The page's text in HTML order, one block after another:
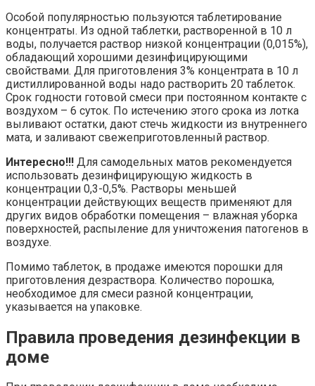
Особой популярностью пользуются таблетирование
концентраты. Из одной таблетки, растворенной в 10 л
воды, получается раствор низкой концентрации (0,015%),
обладающий хорошими дезинфицирующими
свойствами. Для приготовления 3% концентрата в 10 л
дистиллированной воды надо растворить 20 таблеток.
Срок годности готовой смеси при постоянном контакте с
воздухом – 6 суток. По истечению этого срока из лотка
выливают остатки, дают стечь жидкости из внутреннего
мата, и заливают свежеприготовленный раствор.
Интересно!!! Для самодельных матов рекомендуется
использовать дезинфицирующую жидкость в
концентрации 0,3-0,5%. Растворы меньшей
концентрации действующих веществ применяют для
других видов обработки помещения – влажная уборка
поверхностей, распыление для уничтожения патогенов в
воздухе.
Помимо таблеток, в продаже имеются порошки для
приготовления дезраствора. Количество порошка,
необходимое для смеси разной концентрации,
указывается на упаковке.
Правила проведения дезинфекции в
доме